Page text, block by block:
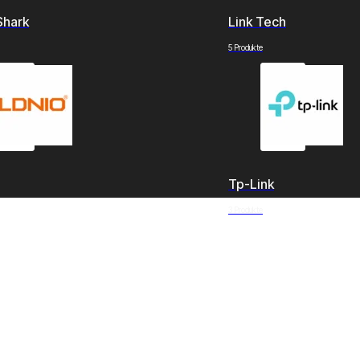
Link Tech
5 Produkte
Tp-Link